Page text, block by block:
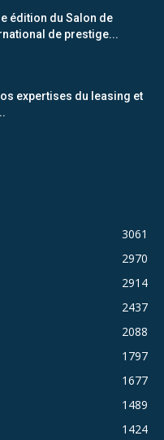
édition du Salon de
de prestige...
expertises du leasing et
3061
2970
2914
2437
2088
1797
1677
1489
1424